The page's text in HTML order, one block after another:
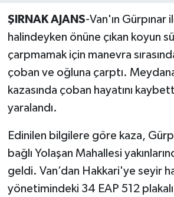
ŞIRNAK AJANS-Van'ın Gürpınar
halindeyken önüne çıkan koyun
çarpmamak için manevra
çoban ve oğluna çarptı.
kazasında çoban hayatını
yaralandı.
Edinilen bilgilere göre kaza,
bağlı Yolaşan Mahallesi
geldi. Van’dan Hakkari'ye seyir
yönetimindeki 34 EAP 512
Teknoloji
Yazarlar